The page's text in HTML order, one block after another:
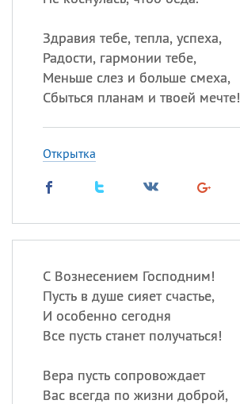
Здравия тебе, тепла, успеха,
Радости, гармонии тебе,
Меньше слез и больше смеха,
Сбыться планам и твоей мечте!
Открытка
С Вознесением Господним!
Пусть в душе сияет счастье,
И особенно сегодня
Все пусть станет получаться!
Вера пусть сопровождает
Вас всегда по жизни доброй,